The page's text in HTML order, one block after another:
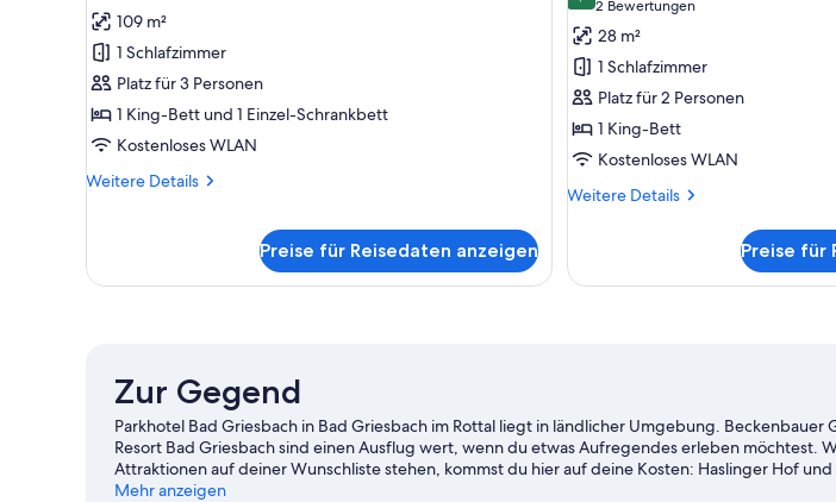
Suite
(Rottal)
anzeigen
109 m²
1 Schlafzimmer
Platz für 3 Personen
1 King-Bett und 1 Einzel-Schrankbett
Kostenloses WLAN
Weitere Details
Weitere
Preise für Reisedaten anzeigen
Standardzimmer
anzeigen
2 Bewertungen
(2
Bewertungen)
28 m²
1 Schlafzimmer
Platz für 2 Personen
1 King-Bett
Kostenloses WLAN
Weitere Details
Weitere
Preise für
Zur Gegend
Parkhotel Bad Griesbach in Bad Griesbach im Rottal liegt in ländlicher Umgebung. Beckenbauer
Resort Bad Griesbach sind einen Ausflug wert, wenn du etwas Aufregendes erleben möchtest.
Attraktionen auf deiner Wunschliste stehen, kommst du hier auf deine Kosten: Haslinger Hof und
Ortenburg. Wohlfühl-Therme und Rottal Therme sind zwei weitere empfehlenswerte Orte für
Mehr anzeigen